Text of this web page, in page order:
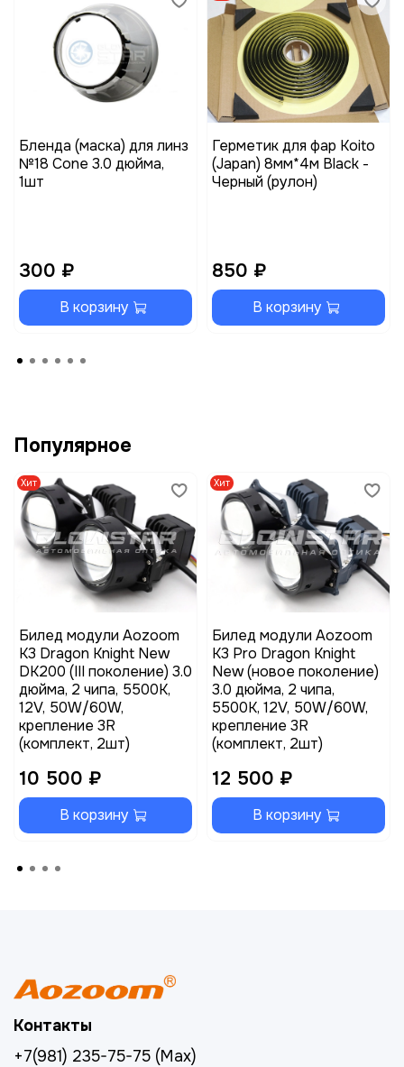
Бленда (маска) для линз
№18 Cone 3.0 дюйма,
1шт
300 ₽
В корзину
Герметик для фар Koito
(Japan) 8мм*4м Black -
Черный (рулон)
850 ₽
В корзину
Популярное
Хит
Билед модули Aozoom
K3 Dragon Knight New
DK200 (III поколение) 3.0
дюйма, 2 чипа, 5500K,
12V, 50W/60W,
крепление 3R
(комплект, 2шт)
10 500 ₽
В корзину
Хит
Билед модули Aozoom
K3 Pro Dragon Knight
New (новое поколение)
3.0 дюйма, 2 чипа,
5500K, 12V, 50W/60W,
крепление 3R
(комплект, 2шт)
12 500 ₽
В корзину
Контакты
+7(981) 235-75-75 (Max)